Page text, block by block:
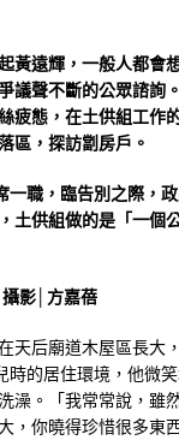
黃遠輝，一般人都
議聲不斷的公眾諮
疲態，在土供組工
區，探訪劏房戶。
一職，臨告別之際，
土供組做的是「一個
影│方嘉蓓
天后廟道木屋區長大
時的居住環境，他微
澡。「我常常說，雖
，你曉得珍惜很多東西